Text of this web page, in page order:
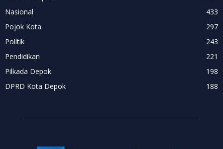
Nasional
433
Pojok Kota
297
Politik
243
Pendidikan
221
Pilkada Depok
198
DPRD Kota Depok
188